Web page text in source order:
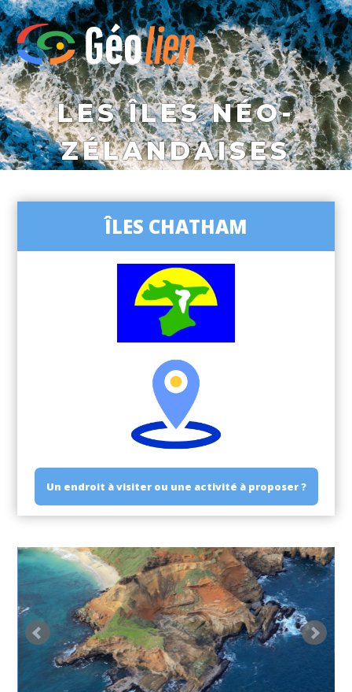
LES ÎLES NÉO-
ZÉLANDAISES
ÎLES CHATHAM
Un endroit à visiter ou une activité à proposer ?